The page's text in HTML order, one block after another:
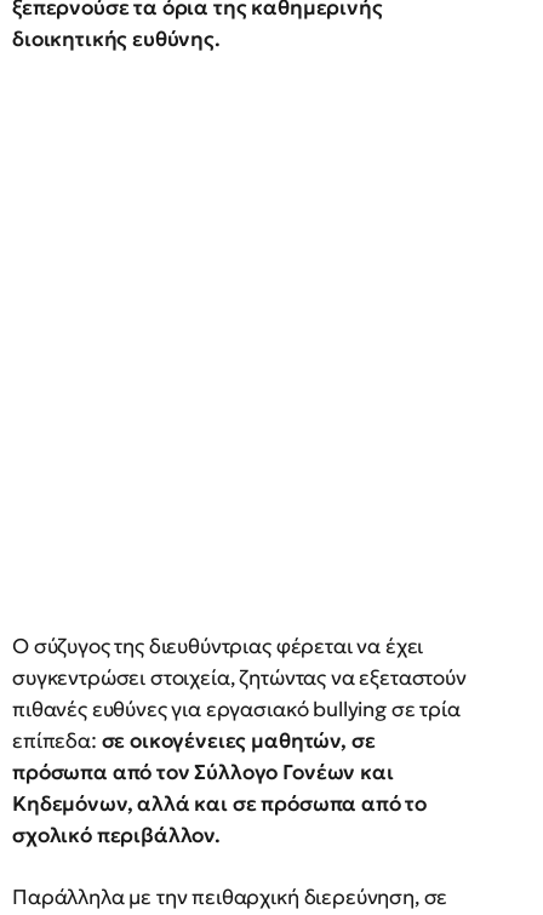
ξεπερνούσε τα όρια της καθημερινής
διοικητικής ευθύνης.
Ο σύζυγος της διευθύντριας φέρεται να έχει
συγκεντρώσει στοιχεία, ζητώντας να εξεταστούν
πιθανές ευθύνες για εργασιακό bullying σε τρία
επίπεδα: σε οικογένειες μαθητών, σε
πρόσωπα από τον Σύλλογο Γονέων και
Κηδεμόνων, αλλά και σε πρόσωπα από το
σχολικό περιβάλλον.
Παράλληλα με την πειθαρχική διερεύνηση, σε